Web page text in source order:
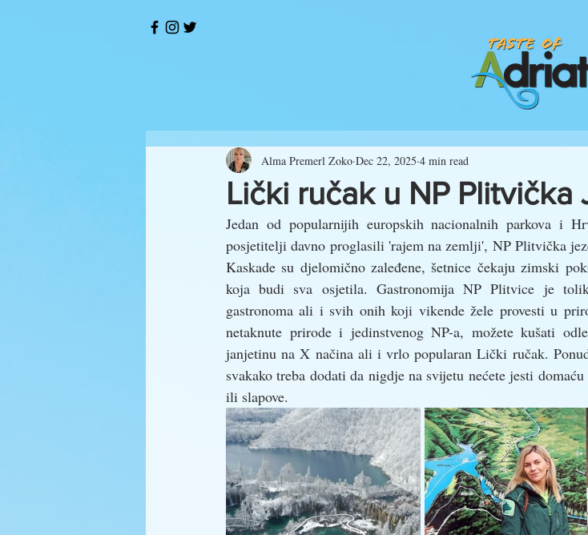
Lički ručak u NP Plitvička
Alma Premerl Zoko Dec 22, 2025 4 min read
Jedan od popularnijih europskih nacionalnih parkova i
posjetitelji davno proglasili 'rajem na zemlji', NP Plitvička
Kaskade su djelomično zaleđene, šetnice čekaju zimski
koja budi sva osjetila. Gastronomija NP Plitvice je
gastronoma ali i svih onih koji vikende žele provesti u
netaknute prirode i jedinstvenog NP-a, možete kušati
janjetinu na X načina ali i vrlo popularan Lički ručak.
svakako treba dodati da nigdje na svijetu nećete jesti
ili slapove.